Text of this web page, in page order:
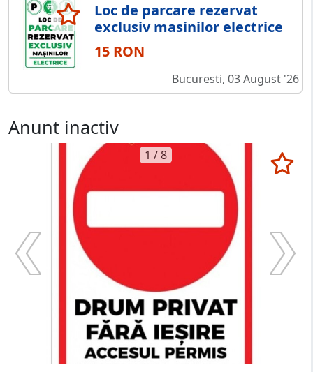
Loc de parcare rezervat
exclusiv masinilor electrice
15 RON
Bucuresti, 03 August '26
Anunt inactiv
1 / 8